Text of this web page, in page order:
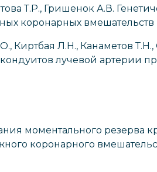
Т.Р., Гришенок А.В.
коронарных вмешательств
Л.Н., Канаметов Т.Н.,
лучевой артерии
моментального резерва
коронарного